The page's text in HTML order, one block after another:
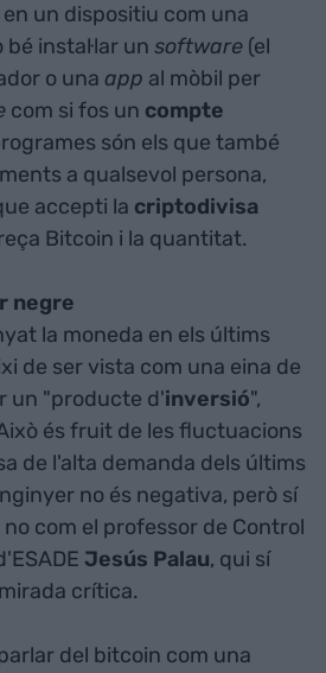
un dispositiu com una
instal·lar un software (el
o una app al mòbil per
com si fos un compte
són els que també
a qualsevol persona,
accepti la criptodivisa
Bitcoin i la quantitat.
negre
la moneda en els últims
de ser vista com una eina de
un "producte d'inversió",
és fruit de les fluctuacions
de l'alta demanda dels últims
no és negativa, però sí
com el professor de Control
Jesús Palau, qui sí
crítica.
del bitcoin com una